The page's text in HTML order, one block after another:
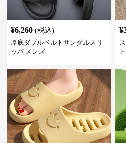
¥6,260 (税込)
厚底ダブルベルトサンダルスリ
ッパ メンズ
¥